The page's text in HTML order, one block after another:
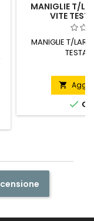
MANIGLIE T/
VITE
MANIGLIE T/
TESTA

